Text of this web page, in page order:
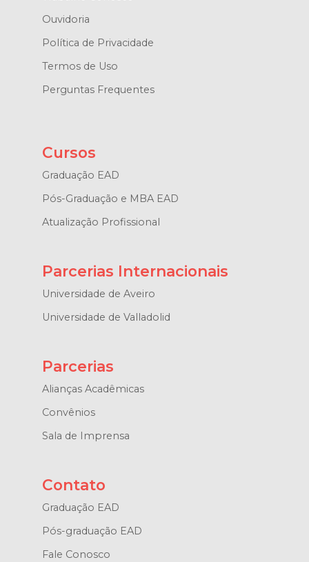
Ouvidoria
Política de Privacidade
Termos de Uso
Perguntas Frequentes
Cursos
Graduação EAD
Pós-Graduação e MBA EAD
Atualização Profissional
Parcerias Internacionais
Universidade de Aveiro
Universidade de Valladolid
Parcerias
Alianças Acadêmicas
Convênios
Sala de Imprensa
Contato
Graduação EAD
Pós-graduação EAD
Fale Conosco